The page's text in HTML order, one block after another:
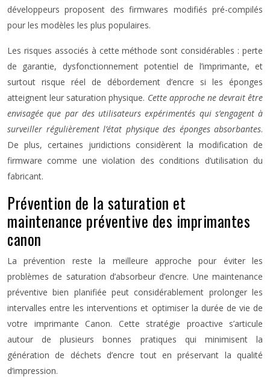
développeurs proposent des firmwares modifiés pré-compilés
pour les modèles les plus populaires.
Les risques associés à cette méthode sont considérables : perte
de garantie, dysfonctionnement potentiel de l’imprimante, et
surtout risque réel de débordement d’encre si les éponges
atteignent leur saturation physique. Cette approche ne devrait être
envisagée que par des utilisateurs expérimentés qui s’engagent à
surveiller régulièrement l’état physique des éponges absorbantes.
De plus, certaines juridictions considèrent la modification de
firmware comme une violation des conditions d’utilisation du
fabricant.
Prévention de la saturation et
maintenance préventive des imprimantes
canon
La prévention reste la meilleure approche pour éviter les
problèmes de saturation d’absorbeur d’encre. Une maintenance
préventive bien planifiée peut considérablement prolonger les
intervalles entre les interventions et optimiser la durée de vie de
votre imprimante Canon. Cette stratégie proactive s’articule
autour de plusieurs bonnes pratiques qui minimisent la
génération de déchets d’encre tout en préservant la qualité
d’impression.